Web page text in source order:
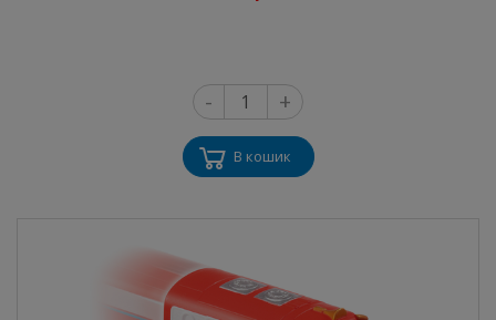
- +
В кошик